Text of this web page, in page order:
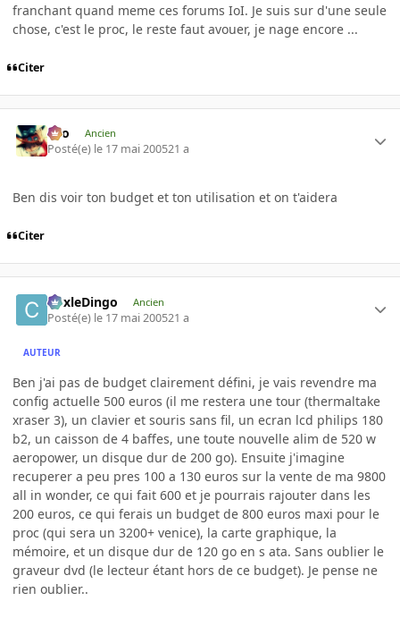
franchant quand meme ces forums IoI. Je suis sur d'une seule
chose, c'est le proc, le reste faut avouer, je nage encore ...
Citer
eYo Ancien
Posté(e) le 17 mai 200521 a
Ben dis voir ton budget et ton utilisation et on t'aidera
Citer
CoxleDingo Ancien
Posté(e) le 17 mai 200521 a
AUTEUR
Ben j'ai pas de budget clairement défini, je vais revendre ma
config actuelle 500 euros (il me restera une tour (thermaltake
xraser 3), un clavier et souris sans fil, un ecran lcd philips 180
b2, un caisson de 4 baffes, une toute nouvelle alim de 520 w
aeropower, un disque dur de 200 go). Ensuite j'imagine
recuperer a peu pres 100 a 130 euros sur la vente de ma 9800
all in wonder, ce qui fait 600 et je pourrais rajouter dans les
200 euros, ce qui ferais un budget de 800 euros maxi pour le
proc (qui sera un 3200+ venice), la carte graphique, la
mémoire, et un disque dur de 120 go en s ata. Sans oublier le
graveur dvd (le lecteur étant hors de ce budget). Je pense ne
rien oublier..